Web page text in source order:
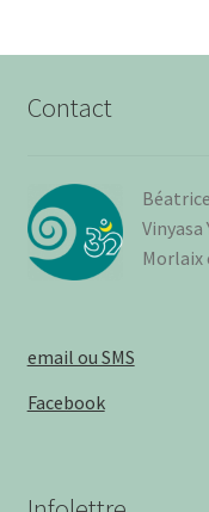
Contact
Vinya­sa
Mor­laix
email ou SMS
Facebook